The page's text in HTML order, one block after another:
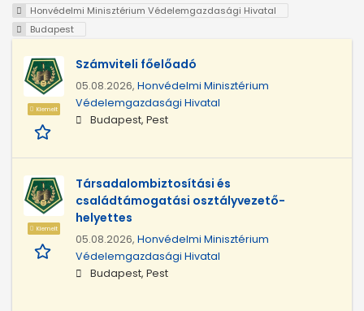
Honvédelmi Minisztérium Védelemgazdasági Hivatal
Budapest
Kiemelt
Számviteli főelőadó
05.08.2026, Honvédelmi Minisztérium
Védelemgazdasági Hivatal
Budapest, Pest
Kiemelt
Társadalombiztosítási és
családtámogatási osztályvezető-
helyettes
05.08.2026, Honvédelmi Minisztérium
Védelemgazdasági Hivatal
Budapest, Pest